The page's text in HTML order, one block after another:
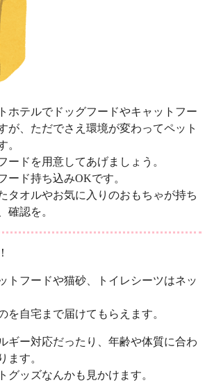
ホテルでドッグフードやキャットフー
が、ただでさえ環境が変わってペット
。
ードを用意してあげましょう。
ード持ち込みOKです。
タオルやお気に入りのおもちゃが持ち
確認を。
トフードや猫砂、トイレシーツはネッ
を自宅まで届けてもらえます。
ギー対応だったり、年齢や体質に合わ
ます。
グッズなんかも見かけます。